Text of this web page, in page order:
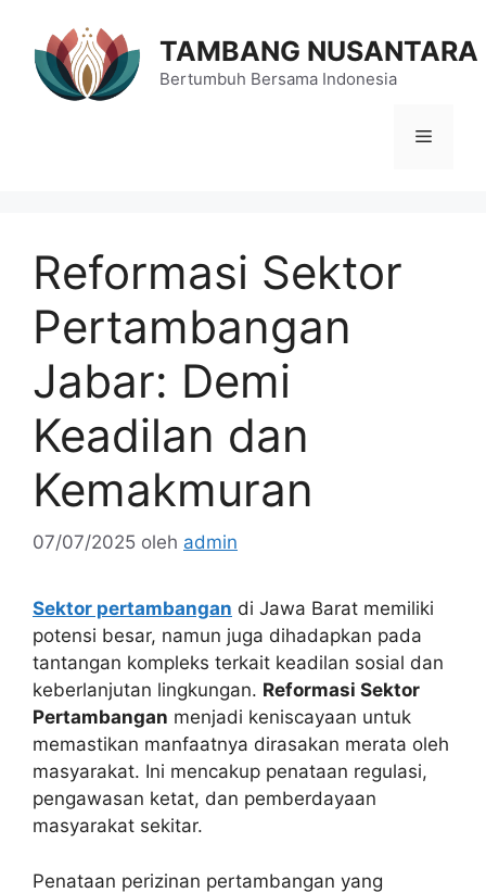
TAMBANG NUSANTARA
Bertumbuh Bersama Indonesia
Menu
Reformasi Sektor
Pertambangan
Jabar: Demi
Keadilan dan
Kemakmuran
07/07/2025 oleh admin
Sektor pertambangan di Jawa Barat memiliki
potensi besar, namun juga dihadapkan pada
tantangan kompleks terkait keadilan sosial dan
keberlanjutan lingkungan. Reformasi Sektor
Pertambangan menjadi keniscayaan untuk
memastikan manfaatnya dirasakan merata oleh
masyarakat. Ini mencakup penataan regulasi,
pengawasan ketat, dan pemberdayaan
masyarakat sekitar.
Penataan perizinan pertambangan yang